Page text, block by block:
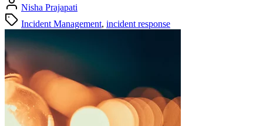
Nisha Prajapati
Incident Management, incident response